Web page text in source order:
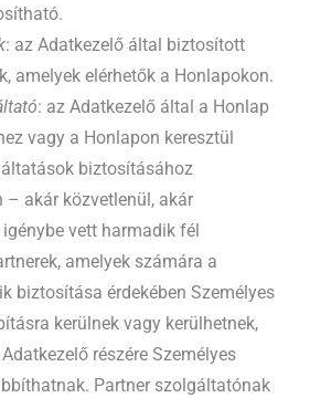
: az Adatkezelő által biztosított
amelyek elérhetők a Honlapokon.
: az Adatkezelő által a Honlap
vagy a Honlapon keresztül
biztosításához
– akár közvetlenül, akár
vett harmadik fél
amelyek számára a
biztosítása érdekében Személyes
kerülnek vagy kerülhetnek,
részére Személyes
Partner szolgáltatónak